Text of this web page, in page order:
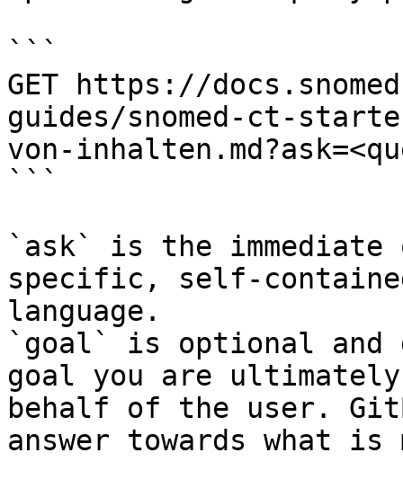
```
GET https://
guides/snomed-ct-
von-
```
`ask` is the
specific, self-
language.
`goal` is optional and
goal you are
behalf of the user.
answer towards what